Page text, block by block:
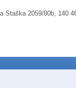
Staška 2059/80b, 140